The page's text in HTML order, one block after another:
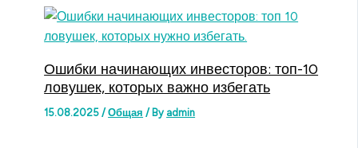
Ошибки начинающих инвесторов: топ-10
ловушек, которых важно избегать
15.08.2025/Общая / By admin